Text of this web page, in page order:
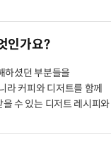
인가요?
하셨던 부분들을
라 커피와 디저트를 함께
수 있는 디저트 레시피와